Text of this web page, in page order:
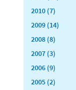
2010 (7)
2009 (14)
2008 (8)
2007 (3)
2006 (9)
2005 (2)